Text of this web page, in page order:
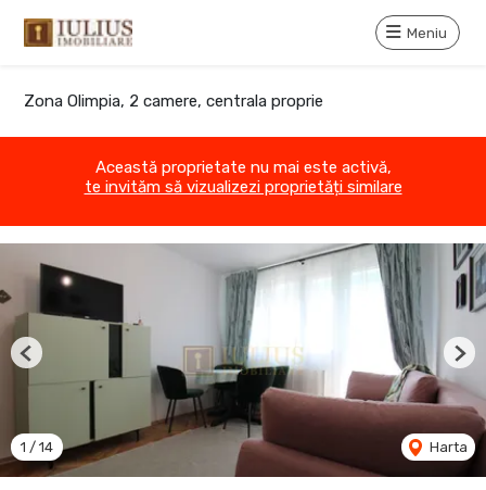
Meniu
Zona Olimpia, 2 camere, centrala proprie
Această proprietate nu mai este activă,
te invităm să vizualizezi proprietăți similare
1 / 14 Harta
Previous